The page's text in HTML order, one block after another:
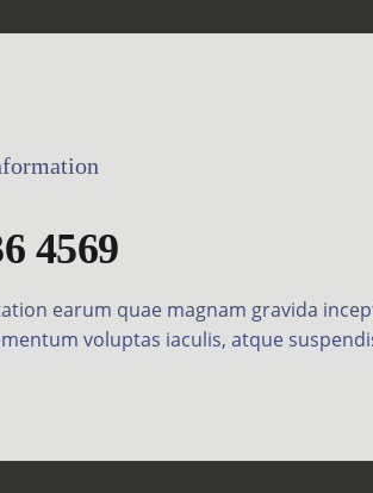
4569
earum quae magnam gravida
voluptas iaculis, atque